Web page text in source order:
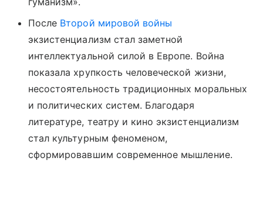
После Второй мировой войны
экзистенциализм стал заметной
интеллектуальной силой в Европе. Война
показала хрупкость человеческой жизни,
несостоятельность традиционных моральных
и политических систем. Благодаря
литературе, театру и кино экзистенциализм
стал культурным феноменом,
сформировавшим современное мышление.